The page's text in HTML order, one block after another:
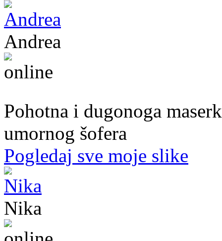
Andrea
Pohotna i dugonoga
umornog šofera
Pogledaj sve moje slike
Nika